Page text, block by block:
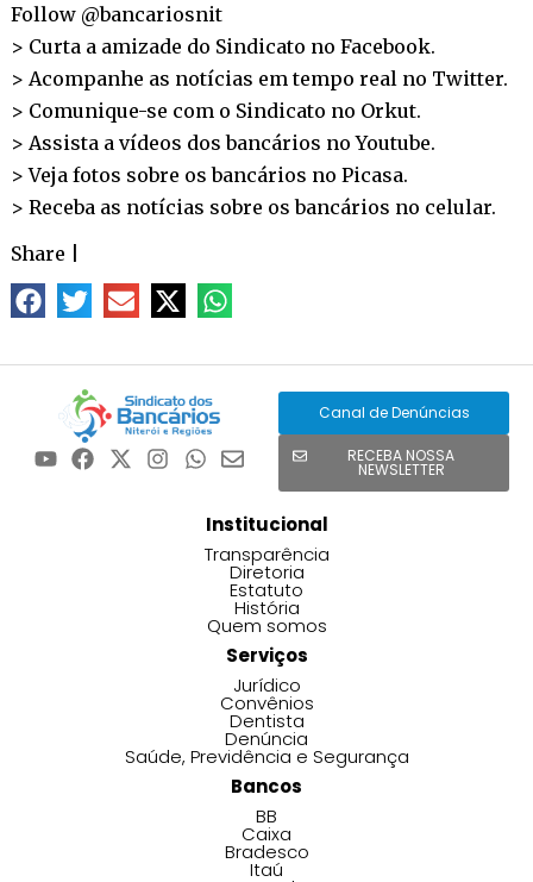
Follow @bancariosnit
> Curta a amizade do Sindicato no Facebook.
> Acompanhe as notícias em tempo real no Twitter.
> Comunique-se com o Sindicato no Orkut.
> Assista a vídeos dos bancários noYoutube.
> Veja fotos sobre os bancários no Picasa.
> Receba as notícias sobre os bancários no celular.
Share
Canal de Denúncias
RECEBA NOSSA
NEWSLETTER
Institucional
Transparência
Diretoria
Estatuto
História
Quem somos
Serviços
Jurídico
Convênios
Dentista
Denúncia
Saúde, Previdência e Segurança
Bancos
BB
Caixa
Bradesco
Itaú